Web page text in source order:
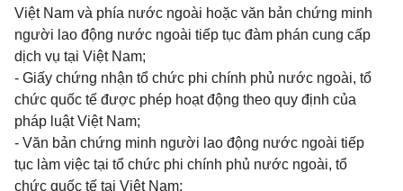
Việt Nam và phía nước ngoài hoặc văn bản chứng minh
người lao động nước ngoài tiếp tục đàm phán cung cấp
dịch vụ tại Việt Nam;
- Giấy chứng nhận tổ chức phi chính phủ nước ngoài, tổ
chức quốc tế được phép hoạt động theo quy định của
pháp luật Việt Nam;
- Văn bản chứng minh người lao động nước ngoài tiếp
tục làm việc tại tổ chức phi chính phủ nước ngoài, tổ
chức quốc tế tại Việt Nam;